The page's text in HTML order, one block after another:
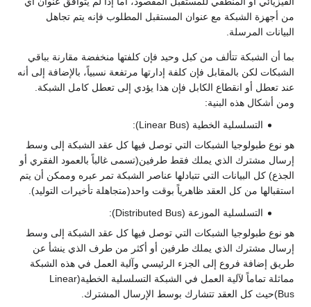
من أجهزة الشبكة مع عنوان المستقبل المطلوب فإنه يتم تجاهل
البيانات المرسلة.
بما أن الشبكة تتألف من كبل وحيد فإن كلفتها منخفضة مقارنة بباقي
الشبكات لكن بالمقابل فإن كلفة إدارتها مرتفعة نسبياً، بالإضافة إلى أنه
عند تعطل أو انقطاع الكابل فإن هذا يؤدي إلى تعطل كامل الشبكة.
ومن أشكال هذه البنية:
التسلسلية الخطية (Linear Bus):
هو نوع طبولوجيا الشبكات التي توصل فيها كل عقد الشبكة إلى وسط
إرسال مشترك الذي يملك فقط طرفين(تسمى غالباً بالعمود الفقري أو
الجذع) كل البيانات التي تتبادلها عناصر الشبكة تمر عبره وممكن أن يتم
استقبالها من كل العقد ظاهرياً بوقت واحد(متجاهلة تأخيرات التوليد).
التسلسلية الموزعة (Distributed Bus):
هو نوع طبولوجيا الشبكات التي توصل فيها كل عقد الشبكة إلى وسط
إرسال مشترك الذي يملك طرفين أو أكثر من طرف الذي ينشأ عن
طريق إضافة فروع إلى الجزء الرئيسي وآلية العمل في هذه الشبكة
مماثلة تماماً لآلية العمل في الشبكة التسلسلية الخطية(Linear
Bus)حيث كل العقد تتشارك بوسط الإرسال المشترك.